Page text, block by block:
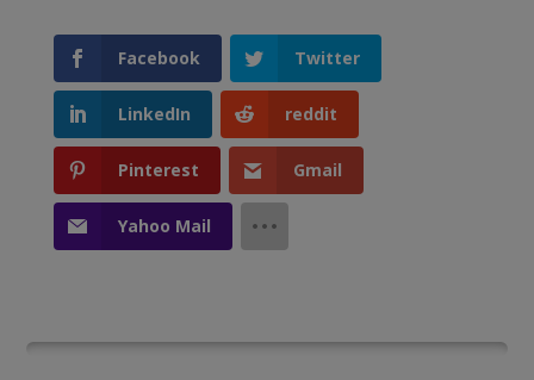
Facebook Twitter
LinkedIn reddit
Pinterest Gmail
Yahoo Mail